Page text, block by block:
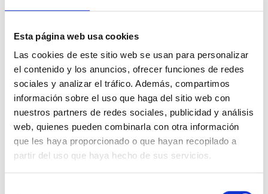
Esta página web usa cookies
Las cookies de este sitio web se usan para personalizar
el contenido y los anuncios, ofrecer funciones de redes
sociales y analizar el tráfico. Además, compartimos
información sobre el uso que haga del sitio web con
nuestros partners de redes sociales, publicidad y análisis
web, quienes pueden combinarla con otra información
que les haya proporcionado o que hayan recopilado a
partir del uso que haya hecho de sus servicios.
Abierto el proceso participativo para la
regeneración del Probaleku
El Ayuntamiento de Abadiño ha puesto en marcha un
nuevo proceso de participación ciudadana para revitalizar
un espacio emblemático del municipio: El Probaleku. En
la actualidad, se llevan a cabo …